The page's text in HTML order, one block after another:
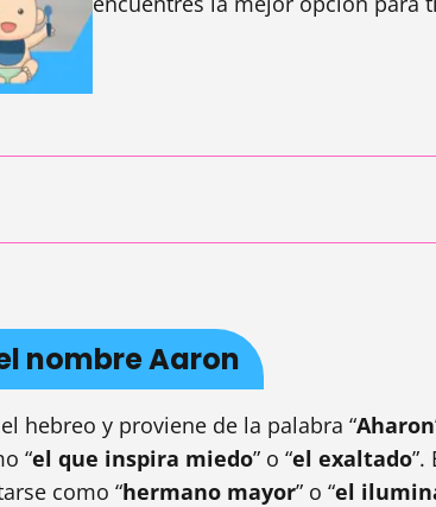
nombre Aaron
hebreo y proviene de la palabra “Aharon
“el que inspira miedo” o “el exaltado”.
como “hermano mayor” o “el